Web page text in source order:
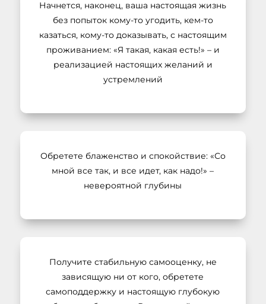
Начнется, наконец, ваша настоящая жизнь
без попыток кому-то угодить, кем-то
казаться, кому-то доказывать, с настоящим
проживанием: «Я такая, какая есть!» – и
реализацией настоящих желаний и
устремлений
Обретете блаженство и спокойствие: «Со
мной все так, и все идет, как надо!» –
невероятной глубины
Получите стабильную самооценку, не
зависящую ни от кого, обретете
самоподдержку и настоящую глубокую